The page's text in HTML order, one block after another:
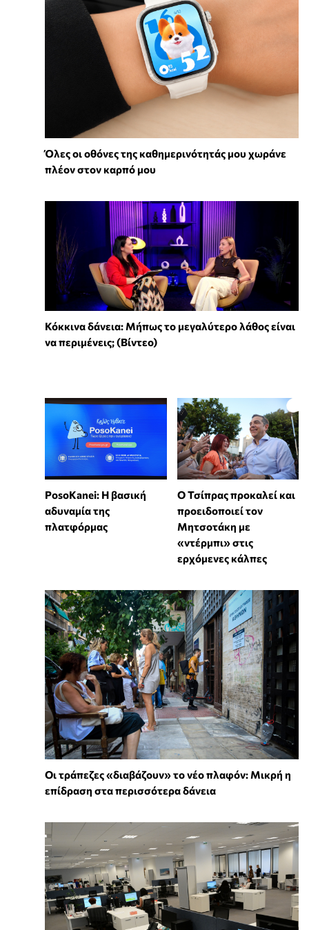
Όλες οι οθόνες της καθημερινότητάς μου χωράνε
πλέον στον καρπό μου
Κόκκινα δάνεια: Μήπως το μεγαλύτερο λάθος είναι
να περιμένεις; (Βίντεο)
PosoKanei: Η βασική
αδυναμία της
πλατφόρμας
Ο Τσίπρας προκαλεί και
προειδοποιεί τον
Μητσοτάκη με
«ντέρμπι» στις
ερχόμενες κάλπες
Οι τράπεζες «διαβάζουν» το νέο πλαφόν: Μικρή η
επίδραση στα περισσότερα δάνεια